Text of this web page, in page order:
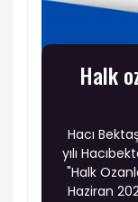
Halk
Hacı
yılı
"Halk
Haziran